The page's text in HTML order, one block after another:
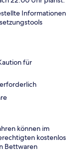
Informationen
für
können im
kostenlos
Bettwaren